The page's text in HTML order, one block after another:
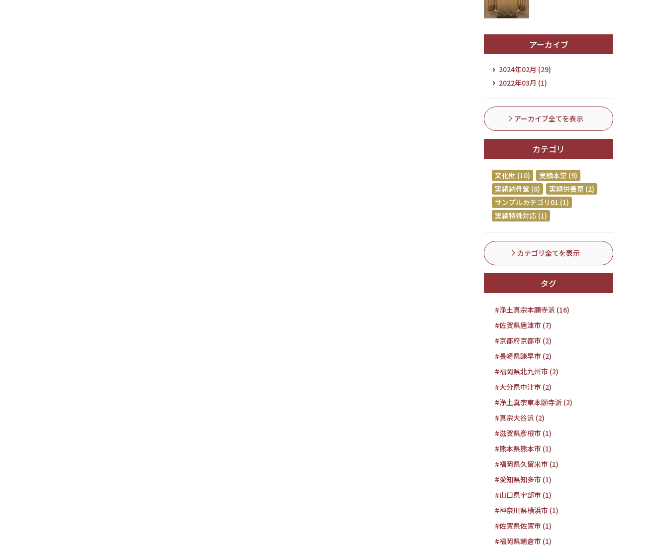
アーカイブ
2024年02月 (29)
2022年03月 (1)
アーカイブ全てを表示
カテゴリ
文化財 (10)
実績本堂 (9)
実績納骨堂 (8)
実績供養墓 (2)
サンプルカテゴリ01 (1)
実績特殊対応 (1)
カテゴリ全てを表示
タグ
#浄土真宗本願寺派 (16)
#佐賀県唐津市 (7)
#京都府京都市 (2)
#長崎県諫早市 (2)
#福岡県北九州市 (2)
#大分県中津市 (2)
#浄土真宗東本願寺派 (2)
#真宗大谷派 (2)
#滋賀県彦根市 (1)
#熊本県熊本市 (1)
#福岡県久留米市 (1)
#愛知県知多市 (1)
#山口県宇部市 (1)
#神奈川県横浜市 (1)
#佐賀県佐賀市 (1)
#福岡県朝倉市 (1)